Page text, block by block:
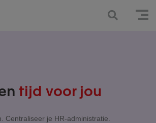
tijd voor jou
Centraliseer je HR-administratie.